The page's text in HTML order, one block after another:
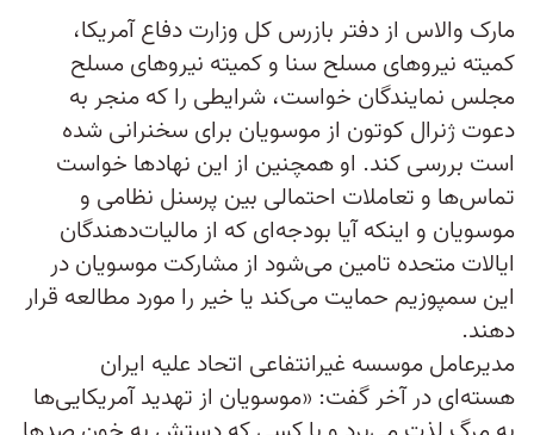
مارک والاس از دفتر بازرس کل وزارت دفاع آمریکا،
کمیته نیروهای مسلح سنا و کمیته نیروهای مسلح
مجلس نمایندگان خواست، شرایطی را که منجر به
دعوت ژنرال کوتون از موسویان برای سخنرانی شده
است بررسی کند. او همچنین از این نهادها خواست
تماس‌ها و تعاملات احتمالی بین پرسنل نظامی و
موسویان و اینکه آیا بودجه‌ای که از مالیات‌دهندگان
ایالات متحده تامین می‌شود از مشارکت موسویان در
این سمپوزیم حمایت می‌کند یا خیر را مورد مطالعه قرار
دهند.
مدیرعامل موسسه غیرانتفاعی اتحاد علیه ایران
هسته‌ای در آخر گفت: «موسویان از تهدید آمریکایی‌ها